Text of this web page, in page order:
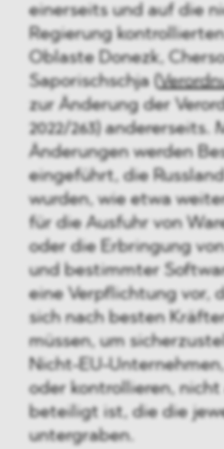
einerseits und auf die
Regierung
Oblaste Donezk,
Saporischschja (
zur Änderung der
2022/263) andererseits.
Änderungen werden
eingeführt, die
wurden, wie etwa
für die Ausfuhr von
oder die Erbringung
und bestimmter
eine Verpflichtung vor,
sich nach besten
müssen, um
Nicht-EU-
oder kontrollieren,
beteiligt ist, die die
untergraben.